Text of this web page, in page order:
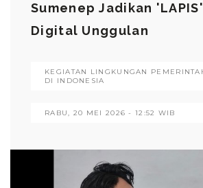
Sumenep Jadikan
Digital Unggulan
KEGIATAN LINGKUNGAN
DI INDONESIA
RABU, 20 MEI 2026 - 12:52 WIB